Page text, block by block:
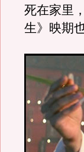
死在家里
生》映期